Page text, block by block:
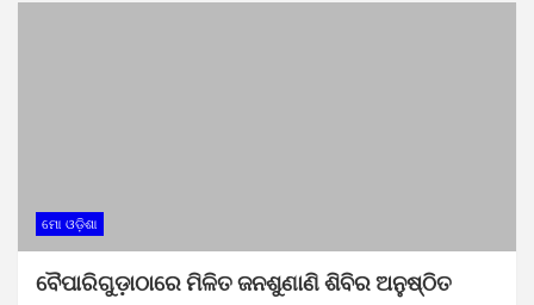
ମୋ ଓଡ଼ିଶା
ବୈପାରିଗୁଡ଼ାଠାରେ ମିଳିତ ଜନଶୁଣାଣି ଶିବିର ଅନୁଷ୍ଠିତ